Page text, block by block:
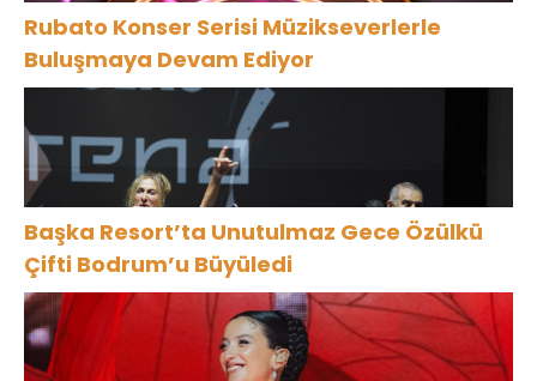
Rubato Konser Serisi Müzikseverlerle
Buluşmaya Devam Ediyor
Başka Resort’ta Unutulmaz Gece Özülkü
Çifti Bodrum’u Büyüledi